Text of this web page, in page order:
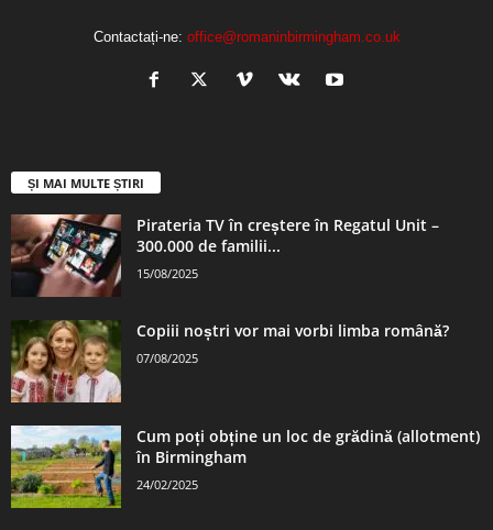
Contactați-ne: office@romaninbirmingham.co.uk
ȘI MAI MULTE ȘTIRI
Pirateria TV în creștere în Regatul Unit –
300.000 de familii...
15/08/2025
Copiii noștri vor mai vorbi limba română?
07/08/2025
Cum poți obține un loc de grădină (allotment)
în Birmingham
24/02/2025